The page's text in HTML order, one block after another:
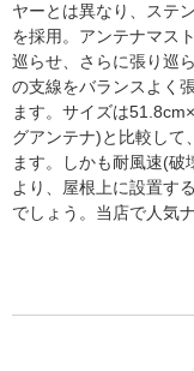
ヤーとは異なり、ステ
を採用。アンテナマス
巡らせ、さらに張り巡
の支線をバランスよく
ます。サイズは
グアンテナ)と比較して
ます。しかも耐風速(
より、屋根上に設置す
でしょう。当店で人気